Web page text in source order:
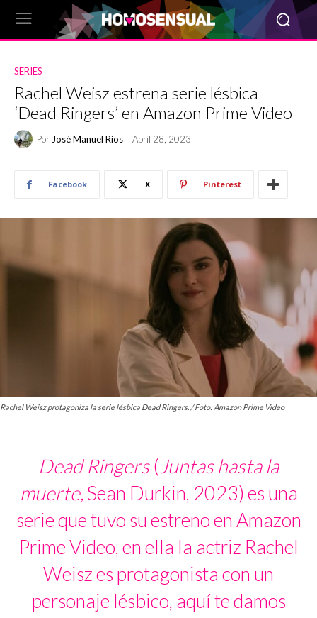
SERIES
Rachel Weisz estrena serie lésbica
‘Dead Ringers’ en Amazon Prime Video
Por José Manuel Ríos Abril 28, 2023
Facebook X Pinterest
Rachel Weisz protagoniza la serie lésbica Dead Ringers. / Foto: Amazon Prime Video
Dead Ringers(Juntas hasta la
muerte,Sean Durkin, 2023) es una
serie que tuvo su estreno en Amazon
Prime Video, en ella la actriz Rachel
Weisz es protagonista con un
personaje lésbico, aquí te damos